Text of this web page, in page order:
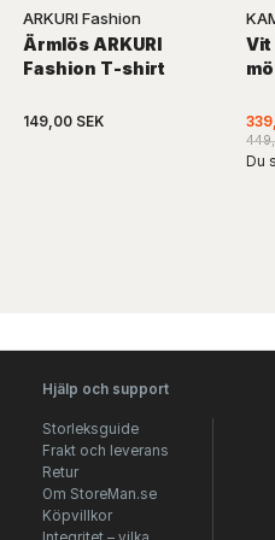
ARKURI Fashion
Ärmlös ARKURI
Fashion T-shirt
149,00 SEK
Vit
Du
Hjälp och support
Storleksguide
Frakt och leverans
Retur
Om StoreMan.se
Köpvillkor